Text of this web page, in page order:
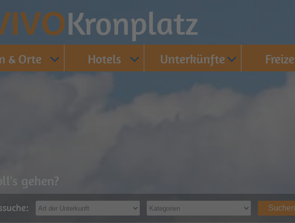
Kronplatz
gehen?
Suchen
& Orte Hotels Unterkünfte